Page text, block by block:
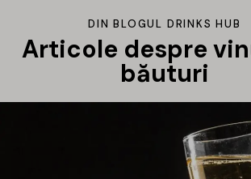
DIN BLOGUL DRINKS HUB
Articole despre
băuturi